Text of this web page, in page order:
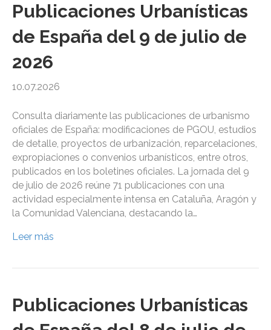
Publicaciones Urbanísticas
de España del 9 de julio de
2026
10.07.2026
Consulta diariamente las publicaciones de urbanismo
oficiales de España: modificaciones de PGOU, estudios
de detalle, proyectos de urbanización, reparcelaciones,
expropiaciones o convenios urbanísticos, entre otros,
publicados en los boletines oficiales. La jornada del 9
de julio de 2026 reúne 71 publicaciones con una
actividad especialmente intensa en Cataluña, Aragón y
la Comunidad Valenciana, destacando la…
Leer más
Publicaciones Urbanísticas